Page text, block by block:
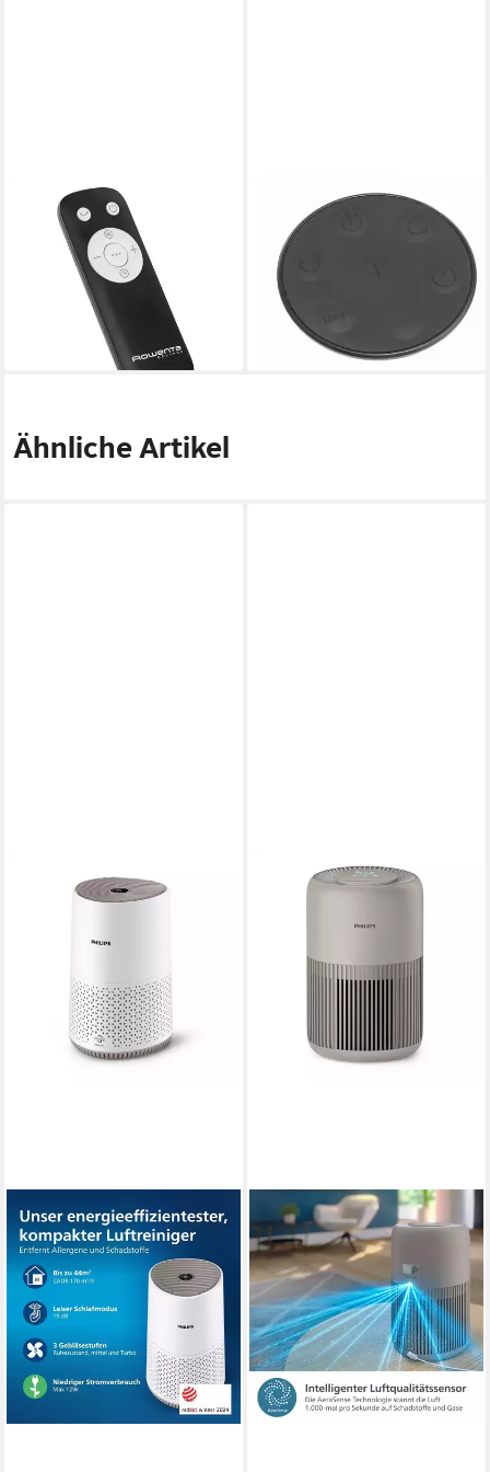
ROWENTA
Luftfilter Rowenta SS-
1810001653 Fernbedienung
für QU5030 Eclipse 2-in-1
lieferbar - in 3-4 Werktagen bei dir
ROWENTA
Luftfilter Rowenta SS-
1810003437 Fernbedienung
für QV5040 QV5041...
Compact Venti
20,98 €
lieferbar - in 3-4 Werktagen bei dir
Ähnliche Artikel